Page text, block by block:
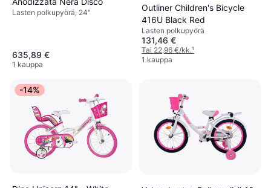
Lasten polkupyörä, 24"
635,89 €
1 kauppa
Outliner Children's Bicycle
416U Black Red
Lasten polkupyörä
131,46 €
Tai 22,96 €/kk.¹
1 kauppa
-14%